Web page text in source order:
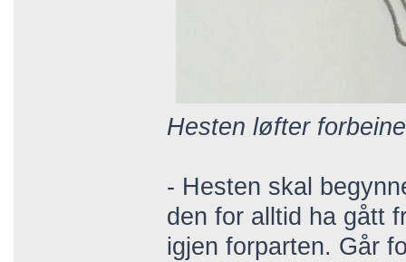
Hesten løfter
- Hesten skal
den for alltid ha gått
igjen forparten. Går